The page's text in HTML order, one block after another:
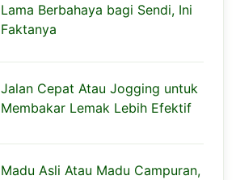
Lama Berbahaya bagi Sendi, Ini
Faktanya
Jalan Cepat Atau Jogging untuk
Membakar Lemak Lebih Efektif
Madu Asli Atau Madu Campuran,